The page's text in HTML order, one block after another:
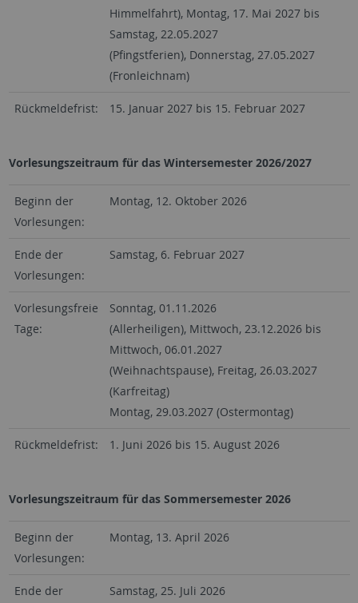
Himmelfahrt), Montag, 17. Mai 2027 bis
Samstag, 22.05.2027
(Pfingstferien), Donnerstag, 27.05.2027
(Fronleichnam)
Rückmeldefrist: 15. Januar 2027 bis 15. Februar 2027
Vorlesungszeitraum für das Wintersemester 2026/2027
Beginn der
Vorlesungen:
Montag, 12. Oktober 2026
Ende der
Vorlesungen:
Samstag, 6. Februar 2027
Vorlesungsfreie
Tage:
Sonntag, 01.11.2026
(Allerheiligen), Mittwoch, 23.12.2026 bis
Mittwoch, 06.01.2027
(Weihnachtspause), Freitag, 26.03.2027
(Karfreitag)
Montag, 29.03.2027 (Ostermontag)
Rückmeldefrist: 1. Juni 2026 bis 15. August 2026
Vorlesungszeitraum für das Sommersemester 2026
Beginn der
Vorlesungen:
Montag, 13. April 2026
Ende der
Samstag, 25. Juli 2026